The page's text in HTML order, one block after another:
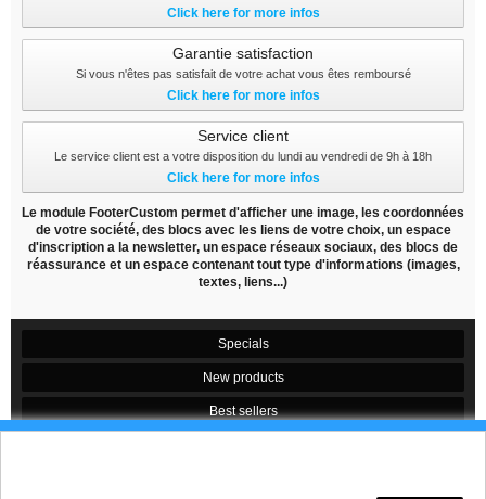
Click here for more infos
Garantie satisfaction
Si vous n'êtes pas satisfait de votre achat vous êtes remboursé
Click here for more infos
Service client
Le service client est a votre disposition du lundi au vendredi de 9h à 18h
Click here for more infos
Le module FooterCustom permet d'afficher une image, les coordonnées
de votre société, des blocs avec les liens de votre choix, un espace
d'inscription a la newsletter, un espace réseaux sociaux, des blocs de
réassurance et un espace contenant tout type d'informations (images,
textes, liens...)
Specials
New products
Best sellers